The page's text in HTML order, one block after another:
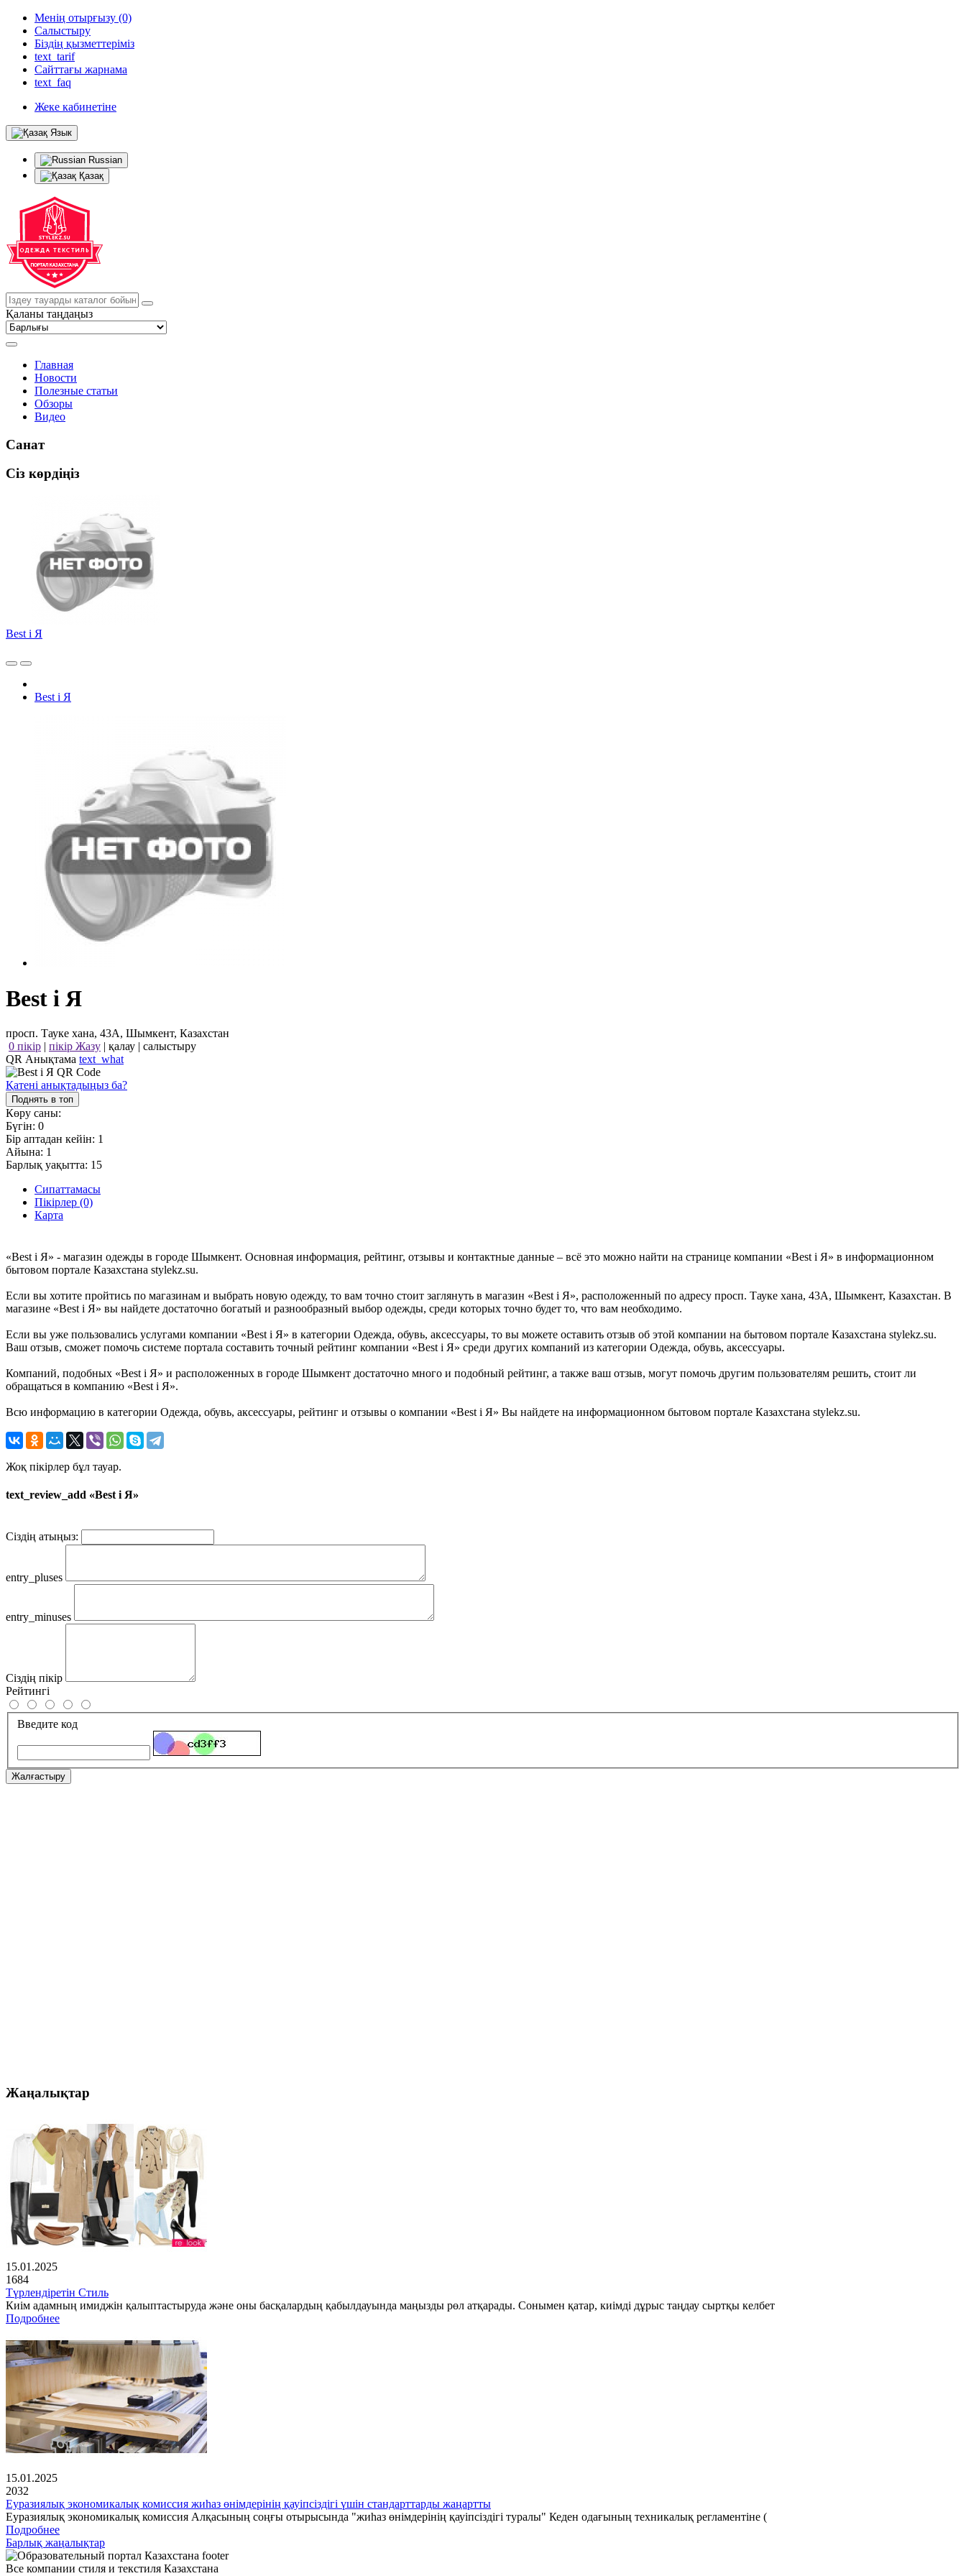
Менің отырғызу (0)
Салыстыру
Біздің қызметтеріміз
text_tarif
Сайттағы жарнама
text_faq
Жеке кабинетіне
Язык
Russian
Қазақ
Қаланы таңдаңыз
Главная
Новости
Полезные статьи
Обзоры
Видео
Санат
Сіз көрдіңіз
Best i Я
Best i Я
Best i Я
просп. Тауке хана, 43А, Шымкент, Казахстан
0 пікір | пікір Жазу | қалау | салыстыру
QR Анықтама text_what
Қатені анықтадыңыз ба?
Поднять в топ
Көру саны:
Бүгін: 0
Бір аптадан кейін: 1
Айына: 1
Барлық уақытта: 15
Сипаттамасы
Пікірлер (0)
Карта
«Best i Я» - магазин одежды в городе Шымкент. Основная информация, рейтинг, отзывы и контактные данные – всё это можно найти на странице компании «Best i Я» в информационном
бытовом портале Казахстана stylekz.su.
Если вы хотите пройтись по магазинам и выбрать новую одежду, то вам точно стоит заглянуть в магазин «Best i Я», расположенный по адресу просп. Тауке хана, 43А, Шымкент, Казахстан. В
магазине «Best i Я» вы найдете достаточно богатый и разнообразный выбор одежды, среди которых точно будет то, что вам необходимо.
Если вы уже пользовались услугами компании «Best i Я» в категории Одежда, обувь, аксессуары, то вы можете оставить отзыв об этой компании на бытовом портале Казахстана stylekz.su.
Ваш отзыв, сможет помочь системе портала составить точный рейтинг компании «Best i Я» среди других компаний из категории Одежда, обувь, аксессуары.
Компаний, подобных «Best i Я» и расположенных в городе Шымкент достаточно много и подобный рейтинг, а также ваш отзыв, могут помочь другим пользователям решить, стоит ли
обращаться в компанию «Best i Я».
Всю информацию в категории Одежда, обувь, аксессуары, рейтинг и отзывы о компании «Best i Я» Вы найдете на информационном бытовом портале Казахстана stylekz.su.
Жоқ пікірлер бұл тауар.
text_review_add «Best i Я»
Сіздің атыңыз:
entry_pluses
entry_minuses
Сіздің пікір
Рейтингі
Введите код
Жалғастыру
Жаңалықтар
15.01.2025
1684
Түрлендіретін Стиль
Киім адамның имиджін қалыптастыруда және оны басқалардың қабылдауында маңызды рөл атқарады. Сонымен қатар, киімді дұрыс таңдау сыртқы келбет
Подробнее
15.01.2025
2032
Еуразиялық экономикалық комиссия жиһаз өнімдерінің қауіпсіздігі үшін стандарттарды жаңартты
Еуразиялық экономикалық комиссия Алқасының соңғы отырысында "жиһаз өнімдерінің қауіпсіздігі туралы" Кеден одағының техникалық регламентіне (
Подробнее
Барлық жаңалықтар
Все компании стиля и текстиля Казахстана